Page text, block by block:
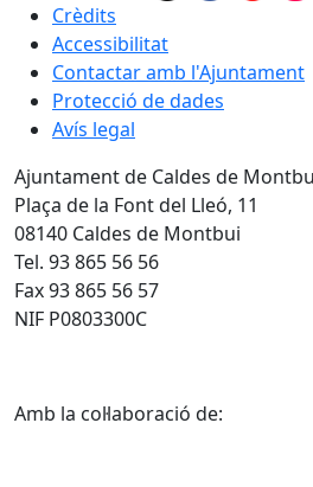
Crèdits
Accessibilitat
Contactar amb l'Ajuntament
Protecció de dades
Avís legal
Ajuntament de Caldes de
Plaça de la Font del Lleó, 11
08140 Caldes de Montbui
Tel. 93 865 56 56
Fax 93 865 56 57
NIF P0803300C
Amb la col·laboració de: